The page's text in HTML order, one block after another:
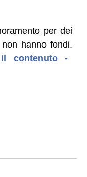
per dei
hanno fondi.
contenuto -